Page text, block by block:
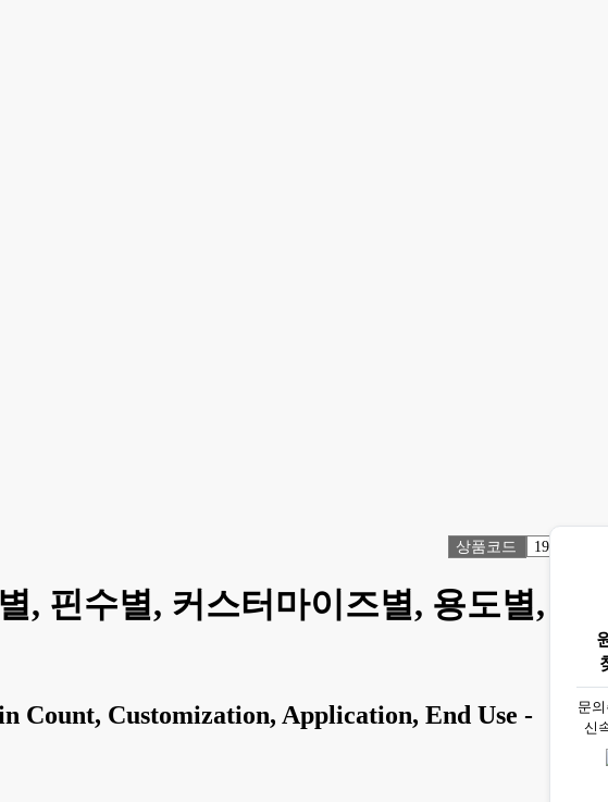
상품코드 1918645
핀수별, 커스터마이즈별, 용도별, 최
Count, Customization, Application, End Use -
문
신